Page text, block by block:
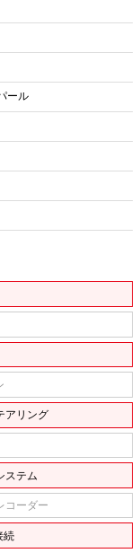
ール
アリング
ステム
コーダー
続